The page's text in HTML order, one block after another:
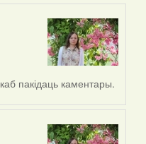
каб пакідаць каментары.